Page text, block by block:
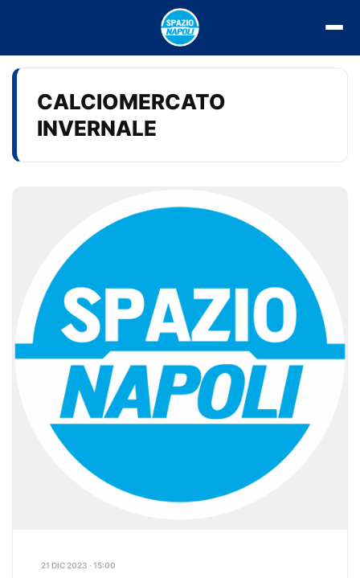
CALCIOMERCATO
INVERNALE
21 DIC 2023 · 15:00